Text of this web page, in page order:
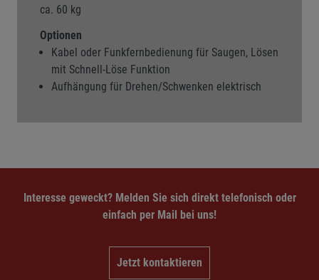
ca. 60 kg
Optionen
Kabel oder Funkfernbedienung für Saugen, Lösen
mit Schnell-Löse Funktion
Aufhängung für Drehen/Schwenken elektrisch
Interesse geweckt? Melden Sie sich direkt telefonisch oder
einfach per Mail bei uns!
Jetzt kontaktieren